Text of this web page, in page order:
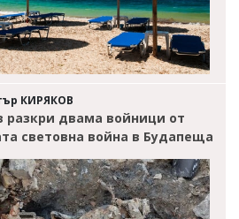
КИРЯКОВ
разкри двама войници от
световна война в Будапеща